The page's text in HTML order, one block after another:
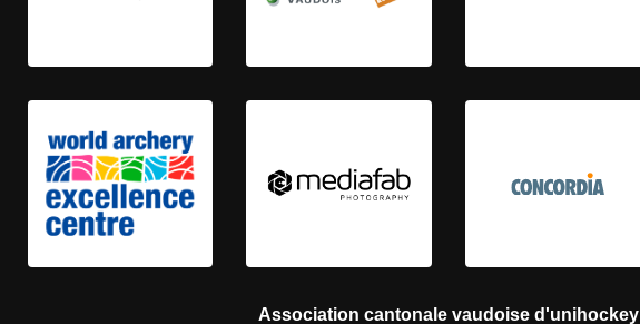
Association cantonale vaudoise d'unihockey